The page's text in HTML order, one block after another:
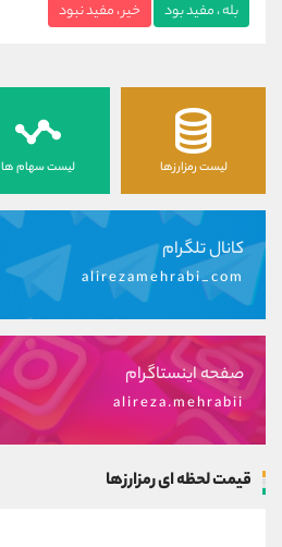
بله ، مفید بود خیر ، مفید نبود
لیست رمزارزها لیست سهام ها
کانال تلگرام
alirezamehrabi_com
صفحه اینستاگرام
alireza.mehrabii
قیمت لحظه ای رمزارزها